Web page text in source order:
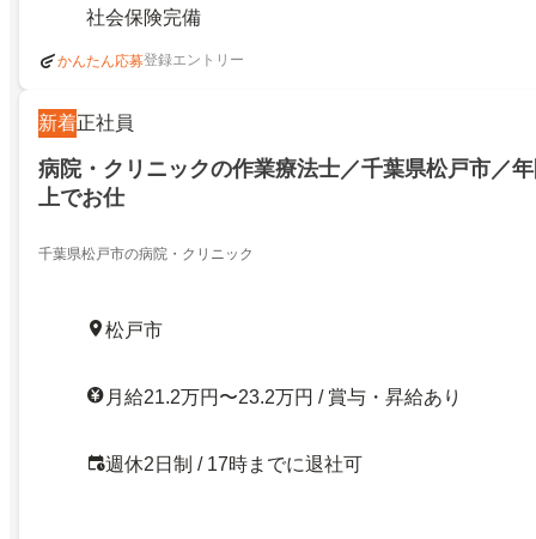
社会保険完備
かんたん応募登録エントリー
新着正社員
病院・クリニックの作業療法士／千葉県松戸市／
上でお仕
千葉県松戸市の病院・クリニック
松戸市
月給21.2万円〜23.2万円 / 賞与・昇給あり
週休2日制 / 17時までに退社可